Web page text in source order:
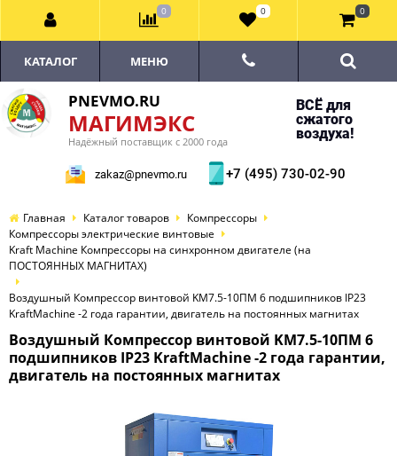
PNEVMO.RU
МАГИМЭКС
Надёжный поставщик с 2000 года
ВСЁ для
сжатого
воздуха!
zakaz@pnevmo.ru +7 (495) 730-02-90
КАТАЛОГ МЕНЮ
Главная Каталог товаров
Компрессоры
Компрессоры электрические винтовые
Kraft Machine Компрессоры на синхронном двигателе (на
ПОСТОЯННЫХ МАГНИТАХ)
Воздушный Компрессор винтовой KM7.5-10ПМ 6 подшипников IP23
KraftMachine -2 года гарантии, двигатель на постоянных магнитах
Воздушный Компрессор винтовой KM7.5-10ПМ 6
подшипников IP23 KraftMachine -2 года гарантии,
двигатель на постоянных магнитах
0 0 0